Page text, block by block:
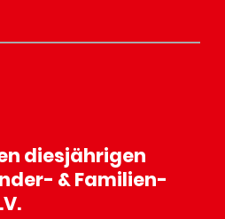
diesjäh­rigen
& Famili­en­